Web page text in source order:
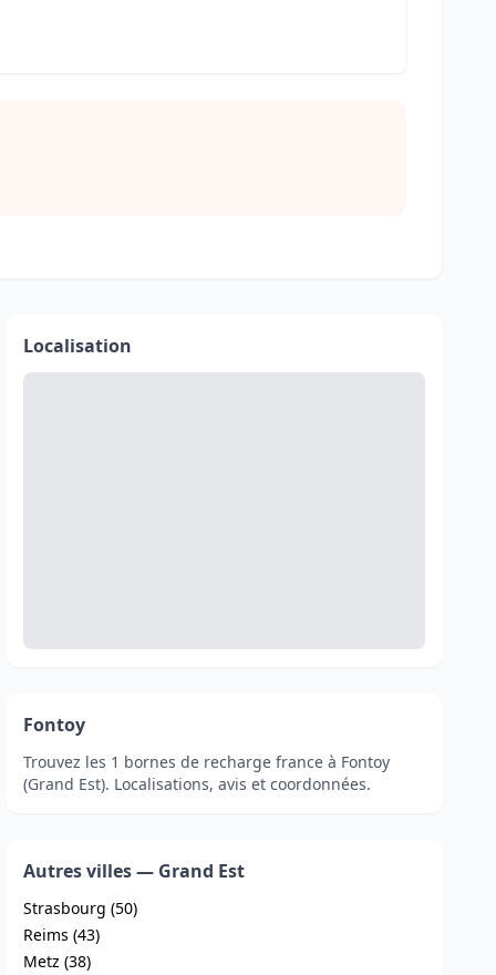
Localisation
Fontoy
Trouvez les 1 bornes de recharge france à Fontoy
(Grand Est). Localisations, avis et coordonnées.
Autres villes — Grand Est
Strasbourg (50)
Reims (43)
Metz (38)